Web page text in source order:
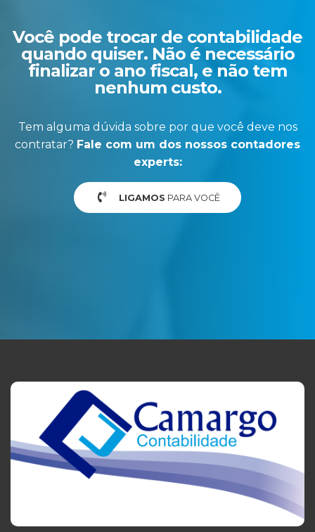
Você pode trocar de contabilidade
quando quiser. Não é necessário
finalizar o ano fiscal, e não tem
nenhum custo.
Tem alguma dúvida sobre por que você deve nos
contratar? Fale com um dos nossos contadores
experts:
LIGAMOS PARA VOCÊ